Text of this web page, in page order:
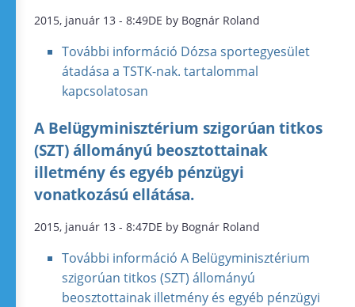
2015, január 13 - 8:49DE by Bognár Roland
További információ Dózsa sportegyesület
átadása a TSTK-nak. tartalommal
kapcsolatosan
A Belügyminisztérium szigorúan titkos
(SZT) állományú beosztottainak
illetmény és egyéb pénzügyi
vonatkozású ellátása.
2015, január 13 - 8:47DE by Bognár Roland
További információ A Belügyminisztérium
szigorúan titkos (SZT) állományú
beosztottainak illetmény és egyéb pénzügyi